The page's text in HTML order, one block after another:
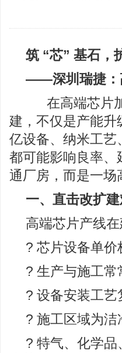
筑 “芯” 基石，
——深圳瑞捷：
在高端芯片加
建，不仅是产能
亿设备、纳米工
都可能影响良率、
通厂房，而是一场
一、直击改扩
高端芯片产线
? 芯片设备单
? 生产与施工常
? 设备安装工艺
? 施工区域为洁
? 特气、化学